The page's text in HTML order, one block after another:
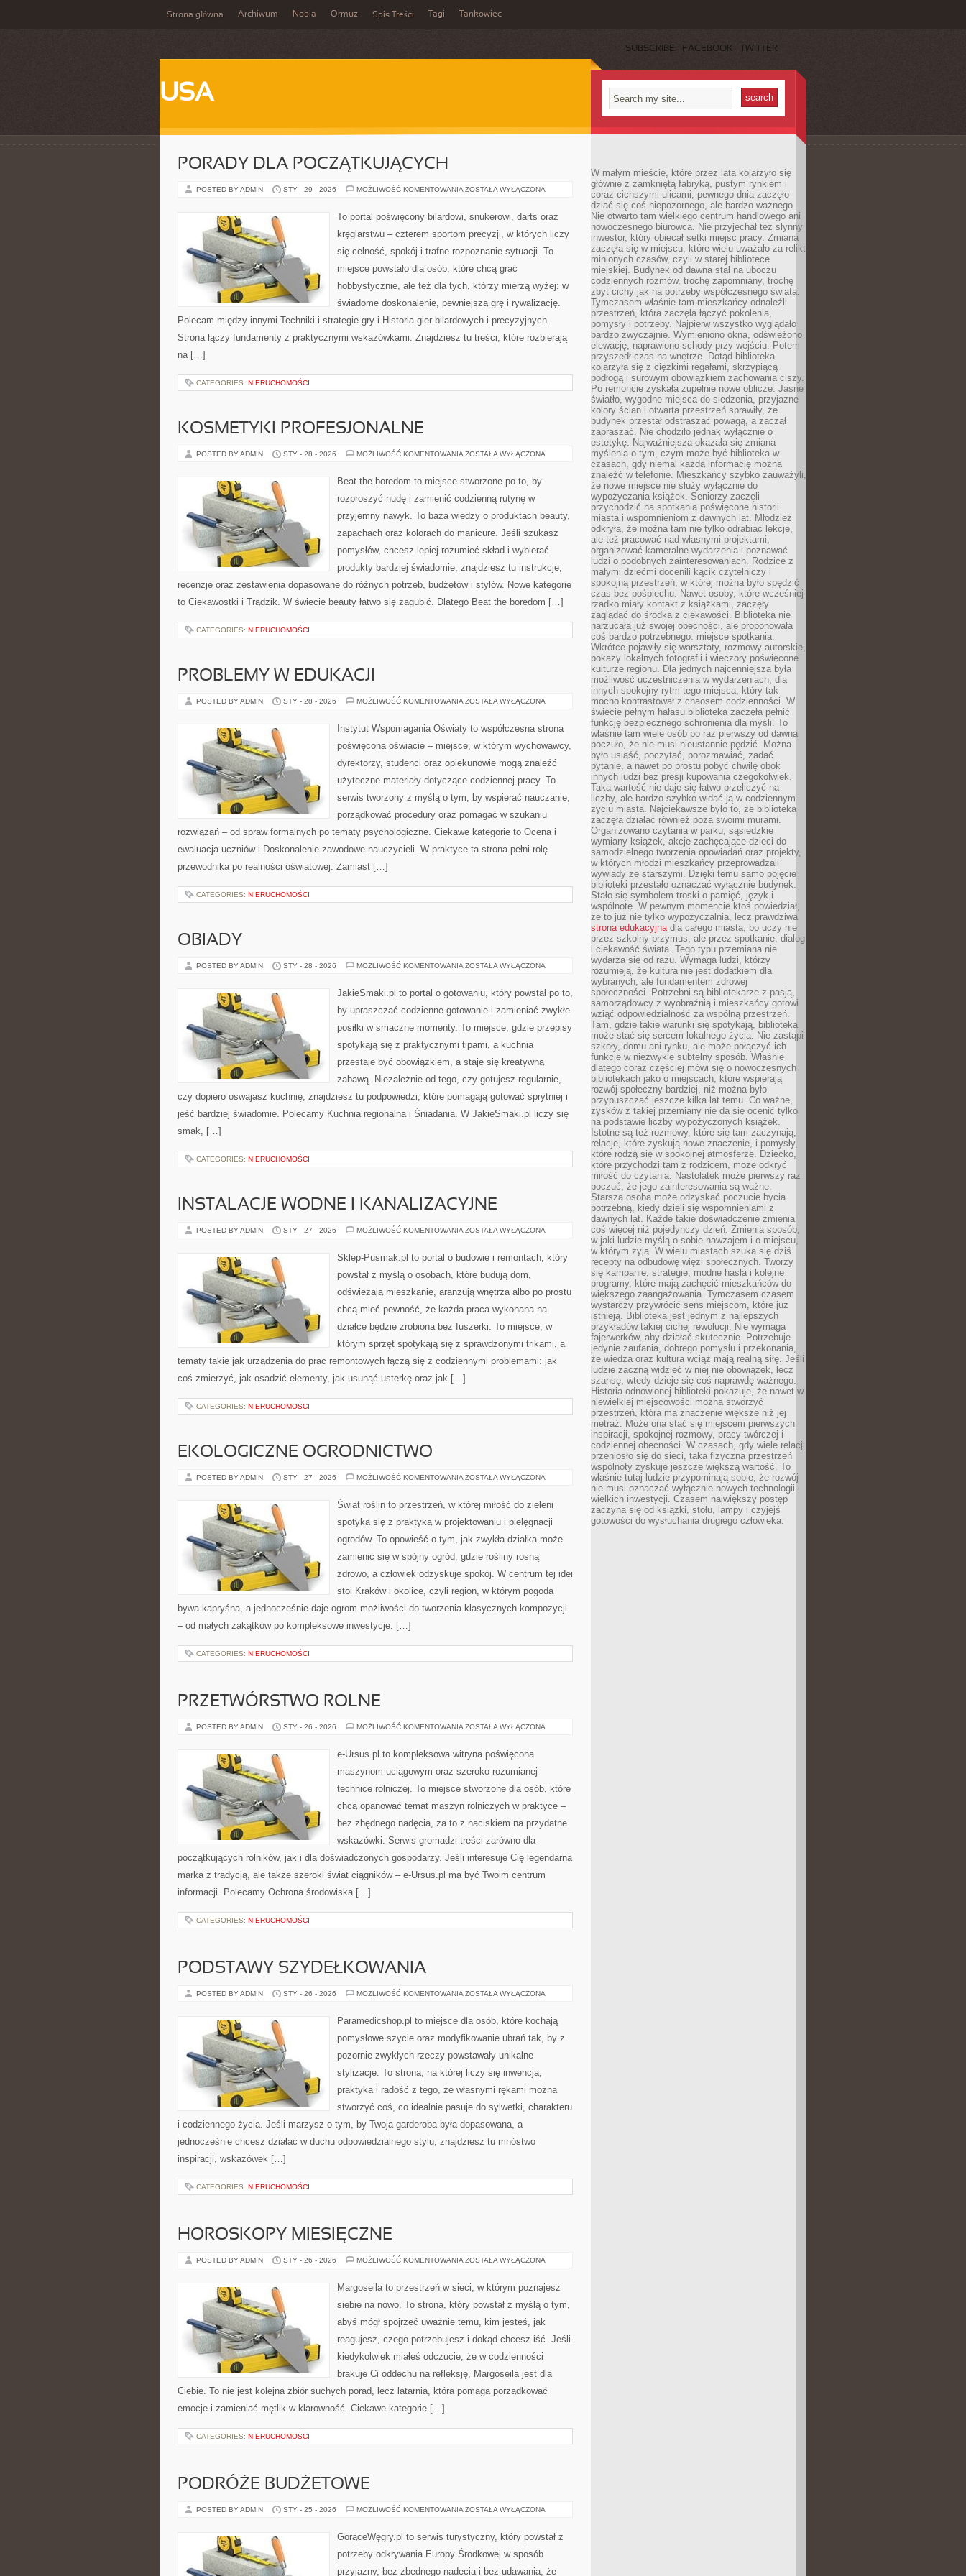
Strona główna Archiwum Nobla Ormuz Spis Treści Tagi Tankowiec
SUBSCRIBE FACEBOOK TWITTER
USA
PORADY DLA POCZĄTKUJĄCYCH
POSTED BY ADMIN STY - 29 - 2026 MOŻLIWOŚĆ KOMENTOWANIA PORADY
ZOSTAŁA WYŁĄCZONA
To portal poświęcony bilardowi, snukerowi, darts oraz
kręglarstwu – czterem sportom precyzji, w których liczy
się celność, spokój i trafne rozpoznanie sytuacji. To
miejsce powstało dla osób, które chcą grać
hobbystycznie, ale też dla tych, którzy mierzą wyżej: w
świadome doskonalenie, pewniejszą grę i rywalizację.
Polecam między innymi Techniki i strategie gry i Historia gier bilardowych i precyzyjnych.
Strona łączy fundamenty z praktycznymi wskazówkami. Znajdziesz tu treści, które rozbierają
na […]
CATEGORIES: NIERUCHOMOŚCI
KOSMETYKI PROFESJONALNE
POSTED BY ADMIN STY - 28 - 2026 MOŻLIWOŚĆ KOMENTOWANIA KOSMETYKI
ZOSTAŁA WYŁĄCZONA
Beat the boredom to miejsce stworzone po to, by
rozproszyć nudę i zamienić codzienną rutynę w
przyjemny nawyk. To baza wiedzy o produktach beauty,
zapachach oraz kolorach do manicure. Jeśli szukasz
pomysłów, chcesz lepiej rozumieć skład i wybierać
produkty bardziej świadomie, znajdziesz tu instrukcje,
recenzje oraz zestawienia dopasowane do różnych potrzeb, budżetów i stylów. Nowe kategorie
to Ciekawostki i Trądzik. W świecie beauty łatwo się zagubić. Dlatego Beat the boredom […]
CATEGORIES: NIERUCHOMOŚCI
PROBLEMY W EDUKACJI
POSTED BY ADMIN STY - 28 - 2026 MOŻLIWOŚĆ KOMENTOWANIA PROBLEMY
ZOSTAŁA WYŁĄCZONA
Instytut Wspomagania Oświaty to współczesna strona
poświęcona oświacie – miejsce, w którym wychowawcy,
dyrektorzy, studenci oraz opiekunowie mogą znaleźć
użyteczne materiały dotyczące codziennej pracy. To
serwis tworzony z myślą o tym, by wspierać nauczanie,
porządkować procedury oraz pomagać w szukaniu
rozwiązań – od spraw formalnych po tematy psychologiczne. Ciekawe kategorie to Ocena i
ewaluacja uczniów i Doskonalenie zawodowe nauczycieli. W praktyce ta strona pełni rolę
przewodnika po realności oświatowej. Zamiast […]
CATEGORIES: NIERUCHOMOŚCI
OBIADY
POSTED BY ADMIN STY - 28 - 2026 MOŻLIWOŚĆ KOMENTOWANIA OBIADY
ZOSTAŁA WYŁĄCZONA
JakieSmaki.pl to portal o gotowaniu, który powstał po to,
by upraszczać codzienne gotowanie i zamieniać zwykłe
posiłki w smaczne momenty. To miejsce, gdzie przepisy
spotykają się z praktycznymi tipami, a kuchnia
przestaje być obowiązkiem, a staje się kreatywną
zabawą. Niezależnie od tego, czy gotujesz regularnie,
czy dopiero oswajasz kuchnię, znajdziesz tu podpowiedzi, które pomagają gotować sprytniej i
jeść bardziej świadomie. Polecamy Kuchnia regionalna i Śniadania. W JakieSmaki.pl liczy się
smak, […]
CATEGORIES: NIERUCHOMOŚCI
INSTALACJE WODNE I KANALIZACYJNE
POSTED BY ADMIN STY - 27 - 2026 MOŻLIWOŚĆ KOMENTOWANIA INSTALACJE
KANALIZACYJNE
ZOSTAŁA WYŁĄCZONA
Sklep-Pusmak.pl to portal o budowie i remontach, który
powstał z myślą o osobach, które budują dom,
odświeżają mieszkanie, aranżują wnętrza albo po prostu
chcą mieć pewność, że każda praca wykonana na
działce będzie zrobiona bez fuszerki. To miejsce, w
którym sprzęt spotykają się z sprawdzonymi trikami, a
tematy takie jak urządzenia do prac remontowych łączą się z codziennymi problemami: jak
coś zmierzyć, jak osadzić elementy, jak usunąć usterkę oraz jak […]
CATEGORIES: NIERUCHOMOŚCI
EKOLOGICZNE OGRODNICTWO
POSTED BY ADMIN STY - 27 - 2026 MOŻLIWOŚĆ KOMENTOWANIA EKOLOGICZNE
ZOSTAŁA WYŁĄCZONA
Świat roślin to przestrzeń, w której miłość do zieleni
spotyka się z praktyką w projektowaniu i pielęgnacji
ogrodów. To opowieść o tym, jak zwykła działka może
zamienić się w spójny ogród, gdzie rośliny rosną
zdrowo, a człowiek odzyskuje spokój. W centrum tej idei
stoi Kraków i okolice, czyli region, w którym pogoda
bywa kapryśna, a jednocześnie daje ogrom możliwości do tworzenia klasycznych kompozycji
– od małych zakątków po kompleksowe inwestycje. […]
CATEGORIES: NIERUCHOMOŚCI
PRZETWÓRSTWO ROLNE
POSTED BY ADMIN STY - 26 - 2026 MOŻLIWOŚĆ KOMENTOWANIA PRZETWÓRSTWO
ZOSTAŁA WYŁĄCZONA
e-Ursus.pl to kompleksowa witryna poświęcona
maszynom uciągowym oraz szeroko rozumianej
technice rolniczej. To miejsce stworzone dla osób, które
chcą opanować temat maszyn rolniczych w praktyce –
bez zbędnego nadęcia, za to z naciskiem na przydatne
wskazówki. Serwis gromadzi treści zarówno dla
początkujących rolników, jak i dla doświadczonych gospodarzy. Jeśli interesuje Cię legendarna
marka z tradycją, ale także szeroki świat ciągników – e-Ursus.pl ma być Twoim centrum
informacji. Polecamy Ochrona środowiska […]
CATEGORIES: NIERUCHOMOŚCI
PODSTAWY SZYDEŁKOWANIA
POSTED BY ADMIN STY - 26 - 2026 MOŻLIWOŚĆ KOMENTOWANIA PODSTAWY
ZOSTAŁA WYŁĄCZONA
Paramedicshop.pl to miejsce dla osób, które kochają
pomysłowe szycie oraz modyfikowanie ubrań tak, by z
pozornie zwykłych rzeczy powstawały unikalne
stylizacje. To strona, na której liczy się inwencja,
praktyka i radość z tego, że własnymi rękami można
stworzyć coś, co idealnie pasuje do sylwetki, charakteru
i codziennego życia. Jeśli marzysz o tym, by Twoja garderoba była dopasowana, a
jednocześnie chcesz działać w duchu odpowiedzialnego stylu, znajdziesz tu mnóstwo
inspiracji, wskazówek […]
CATEGORIES: NIERUCHOMOŚCI
HOROSKOPY MIESIĘCZNE
POSTED BY ADMIN STY - 26 - 2026 MOŻLIWOŚĆ KOMENTOWANIA HOROSKOPY
ZOSTAŁA WYŁĄCZONA
Margoseila to przestrzeń w sieci, w którym poznajesz
siebie na nowo. To strona, który powstał z myślą o tym,
abyś mógł spojrzeć uważnie temu, kim jesteś, jak
reagujesz, czego potrzebujesz i dokąd chcesz iść. Jeśli
kiedykolwiek miałeś odczucie, że w codzienności
brakuje Ci oddechu na refleksję, Margoseila jest dla
Ciebie. To nie jest kolejna zbiór suchych porad, lecz latarnia, która pomaga porządkować
emocje i zamieniać mętlik w klarowność. Ciekawe kategorie […]
CATEGORIES: NIERUCHOMOŚCI
PODRÓŻE BUDŻETOWE
POSTED BY ADMIN STY - 25 - 2026 MOŻLIWOŚĆ KOMENTOWANIA PODRÓŻE
ZOSTAŁA WYŁĄCZONA
GorąceWęgry.pl to serwis turystyczny, który powstał z
potrzeby odkrywania Europy Środkowej w sposób
przyjazny, bez zbędnego nadęcia i bez udawania, że
W małym mieście, które przez lata kojarzyło się
głównie z zamkniętą fabryką, pustym rynkiem i
coraz cichszymi ulicami, pewnego dnia zaczęło
dziać się coś niepozornego, ale bardzo ważnego.
Nie otwarto tam wielkiego centrum handlowego ani
nowoczesnego biurowca. Nie przyjechał też słynny
inwestor, który obiecał setki miejsc pracy. Zmiana
zaczęła się w miejscu, które wielu uważało za relikt
minionych czasów, czyli w starej bibliotece
miejskiej. Budynek od dawna stał na uboczu
codziennych rozmów, trochę zapomniany, trochę
zbyt cichy jak na potrzeby współczesnego świata.
Tymczasem właśnie tam mieszkańcy odnaleźli
przestrzeń, która zaczęła łączyć pokolenia,
pomysły i potrzeby. Najpierw wszystko wyglądało
bardzo zwyczajnie. Wymieniono okna, odświeżono
elewację, naprawiono schody przy wejściu. Potem
przyszedł czas na wnętrze. Dotąd biblioteka
kojarzyła się z ciężkimi regałami, skrzypiącą
podłogą i surowym obowiązkiem zachowania ciszy.
Po remoncie zyskała zupełnie nowe oblicze. Jasne
światło, wygodne miejsca do siedzenia, przyjazne
kolory ścian i otwarta przestrzeń sprawiły, że
budynek przestał odstraszać powagą, a zaczął
zapraszać. Nie chodziło jednak wyłącznie o
estetykę. Najważniejsza okazała się zmiana
myślenia o tym, czym może być biblioteka w
czasach, gdy niemal każdą informację można
znaleźć w telefonie. Mieszkańcy szybko zauważyli,
że nowe miejsce nie służy wyłącznie do
wypożyczania książek. Seniorzy zaczęli
przychodzić na spotkania poświęcone historii
miasta i wspomnieniom z dawnych lat. Młodzież
odkryła, że można tam nie tylko odrabiać lekcje,
ale też pracować nad własnymi projektami,
organizować kameralne wydarzenia i poznawać
ludzi o podobnych zainteresowaniach. Rodzice z
małymi dziećmi docenili kącik czytelniczy i
spokojną przestrzeń, w której można było spędzić
czas bez pośpiechu. Nawet osoby, które wcześniej
rzadko miały kontakt z książkami, zaczęły
zaglądać do środka z ciekawości. Biblioteka nie
narzucała już swojej obecności, ale proponowała
coś bardzo potrzebnego: miejsce spotkania.
Wkrótce pojawiły się warsztaty, rozmowy autorskie,
pokazy lokalnych fotografii i wieczory poświęcone
kulturze regionu. Dla jednych najcenniejsza była
możliwość uczestniczenia w wydarzeniach, dla
innych spokojny rytm tego miejsca, który tak
mocno kontrastował z chaosem codzienności. W
świecie pełnym hałasu biblioteka zaczęła pełnić
funkcję bezpiecznego schronienia dla myśli. To
właśnie tam wiele osób po raz pierwszy od dawna
poczuło, że nie musi nieustannie pędzić. Można
było usiąść, poczytać, porozmawiać, zadać
pytanie, a nawet po prostu pobyć chwilę obok
innych ludzi bez presji kupowania czegokolwiek.
Taka wartość nie daje się łatwo przeliczyć na
liczby, ale bardzo szybko widać ją w codziennym
życiu miasta. Najciekawsze było to, że biblioteka
zaczęła działać również poza swoimi murami.
Organizowano czytania w parku, sąsiedzkie
wymiany książek, akcje zachęcające dzieci do
samodzielnego tworzenia opowiadań oraz projekty,
w których młodzi mieszkańcy przeprowadzali
wywiady ze starszymi. Dzięki temu samo pojęcie
biblioteki przestało oznaczać wyłącznie budynek.
Stało się symbolem troski o pamięć, język i
wspólnotę. W pewnym momencie ktoś powiedział,
że to już nie tylko wypożyczalnia, lecz prawdziwa
strona edukacyjnadla całego miasta, bo uczy nie
przez szkolny przymus, ale przez spotkanie, dialog
i ciekawość świata. Tego typu przemiana nie
wydarza się od razu. Wymaga ludzi, którzy
rozumieją, że kultura nie jest dodatkiem dla
wybranych, ale fundamentem zdrowej
społeczności. Potrzebni są bibliotekarze z pasją,
samorządowcy z wyobraźnią i mieszkańcy gotowi
wziąć odpowiedzialność za wspólną przestrzeń.
Tam, gdzie takie warunki się spotykają, biblioteka
może stać się sercem lokalnego życia. Nie zastąpi
szkoły, domu ani rynku, ale może połączyć ich
funkcje w niezwykle subtelny sposób. Właśnie
dlatego coraz częściej mówi się o nowoczesnych
bibliotekach jako o miejscach, które wspierają
rozwój społeczny bardziej, niż można było
przypuszczać jeszcze kilka lat temu. Co ważne,
zysków z takiej przemiany nie da się ocenić tylko
na podstawie liczby wypożyczonych książek.
Istotne są też rozmowy, które się tam zaczynają,
relacje, które zyskują nowe znaczenie, i pomysły,
które rodzą się w spokojnej atmosferze. Dziecko,
które przychodzi tam z rodzicem, może odkryć
miłość do czytania. Nastolatek może pierwszy raz
poczuć, że jego zainteresowania są ważne.
Starsza osoba może odzyskać poczucie bycia
potrzebną, kiedy dzieli się wspomnieniami z
dawnych lat. Każde takie doświadczenie zmienia
coś więcej niż pojedynczy dzień. Zmienia sposób,
w jaki ludzie myślą o sobie nawzajem i o miejscu,
w którym żyją. W wielu miastach szuka się dziś
recepty na odbudowę więzi społecznych. Tworzy
się kampanie, strategie, modne hasła i kolejne
programy, które mają zachęcić mieszkańców do
większego zaangażowania. Tymczasem czasem
wystarczy przywrócić sens miejscom, które już
istnieją. Biblioteka jest jednym z najlepszych
przykładów takiej cichej rewolucji. Nie wymaga
fajerwerków, aby działać skutecznie. Potrzebuje
jedynie zaufania, dobrego pomysłu i przekonania,
że wiedza oraz kultura wciąż mają realną siłę. Jeśli
ludzie zaczną widzieć w niej nie obowiązek, lecz
szansę, wtedy dzieje się coś naprawdę ważnego.
Historia odnowionej biblioteki pokazuje, że nawet w
niewielkiej miejscowości można stworzyć
przestrzeń, która ma znaczenie większe niż jej
metraż. Może ona stać się miejscem pierwszych
inspiracji, spokojnej rozmowy, pracy twórczej i
codziennej obecności. W czasach, gdy wiele relacji
przeniosło się do sieci, taka fizyczna przestrzeń
wspólnoty zyskuje jeszcze większą wartość. To
właśnie tutaj ludzie przypominają sobie, że rozwój
nie musi oznaczać wyłącznie nowych technologii i
wielkich inwestycji. Czasem największy postęp
zaczyna się od książki, stołu, lampy i czyjejś
gotowości do wysłuchania drugiego człowieka.